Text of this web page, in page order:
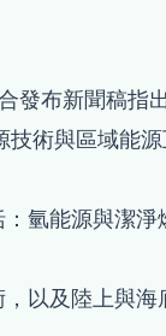
布新聞稿指
術與區域能
氫能源與潔淨
以及陸上與